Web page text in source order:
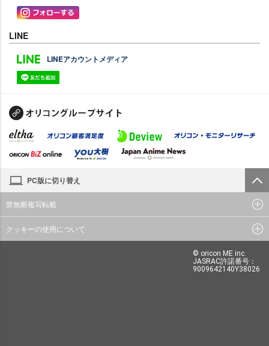
LINE
LINEアカウントメディア
PC版に切り替え
禁無断複写転載
クッキーの使用について
© oricon ME inc.
JASRAC許諾番号：
9009642140Y38026